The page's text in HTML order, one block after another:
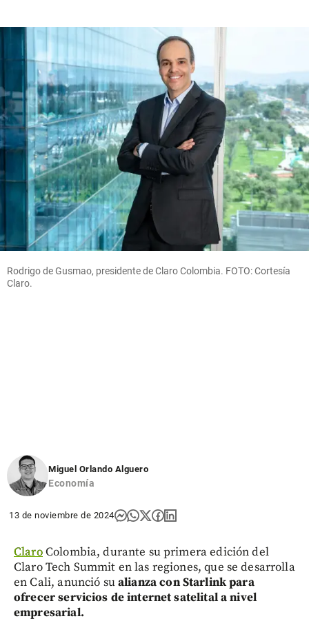
Rodrigo de Gusmao, presidente de Claro Colombia. FOTO: Cortesía
Claro.
Miguel Orlando Alguero
Economía
13 de noviembre de 2024
ClaroColombia, durante su primera edición del
Claro Tech Summit en las regiones, que se desarrolla
en Cali, anunció sualianza con Starlink para
ofrecer servicios de internet satelital a nivel
empresarial.